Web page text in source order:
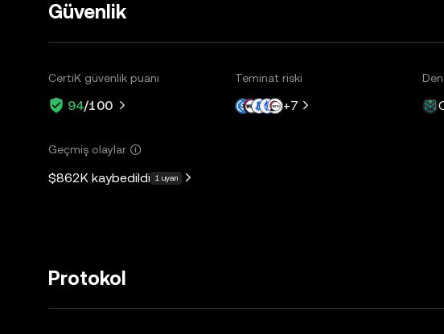
Güvenlik
CertiK güvenlik puanı
94/100
Teminat riski
+7
Geçmiş olaylar
$862K kaybedildi 1 uyarı
Protokol